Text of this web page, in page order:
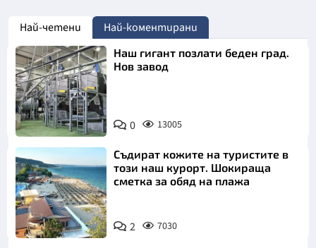
Най-четени Най-коментирани
Наш гигант позлати беден град.
Нов завод
0 13005
Съдират кожите на туристите в
този наш курорт. Шокираща
сметка за обяд на плажа
2 7030